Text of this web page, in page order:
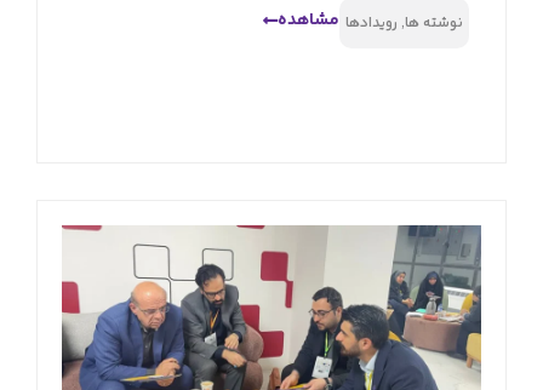
نوشته ها ,رویدادها مشاهده